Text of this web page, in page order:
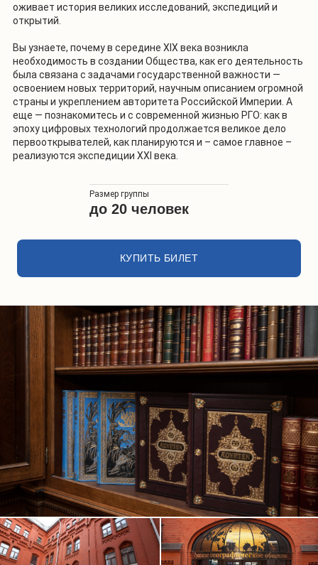
оживает история великих исследований, экспедиций и
открытий.
Вы узнаете, почему в середине XIX века возникла
необходимость в создании Общества, как его деятельность
была связана с задачами государственной важности —
освоением новых территорий, научным описанием огромной
страны и укреплением авторитета Российской Империи. А
еще — познакомитесь и с современной жизнью РГО: как в
эпоху цифровых технологий продолжается великое дело
первооткрывателей, как планируются и – самое главное –
реализуются экспедиции XXI века.
Размер группы
до 20 человек
КУПИТЬ БИЛЕТ